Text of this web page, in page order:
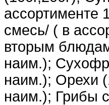
ассортименте
смесь/ ( в
вторым
наим.);
наим.); Орехи
наим.); Грибы